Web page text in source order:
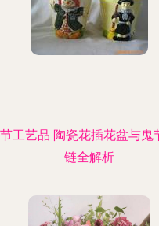
工艺品 陶瓷花插花盆与鬼
链全解析